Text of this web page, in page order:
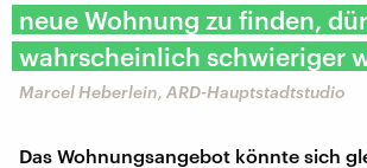
neue Wohnung zu finden,
wahrscheinlich schwieriger
Marcel Heberlein, ARD-Hauptstadtstudio
Das Wohnungsangebot könnte sich